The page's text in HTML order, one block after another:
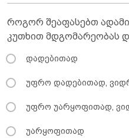
როგორ შეაფასებთ
კუთხით მდგომარეობას
დადებითად
უფრო დადებითად,
უფრო უარყოფითად,
უარყოფითად